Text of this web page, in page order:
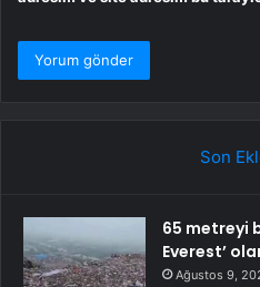
Son
65 metreyi
Everest’
Ağustos 9,